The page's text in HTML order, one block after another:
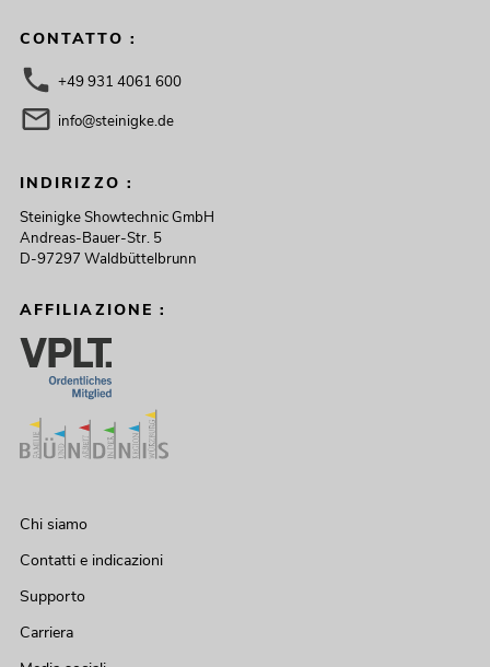
CONTATTO :
+49 931 4061 600
info@steinigke.de
INDIRIZZO :
Steinigke Showtechnic GmbH
Andreas-Bauer-Str. 5
D-97297 Waldbüttelbrunn
AFFILIAZIONE :
Chi siamo
Contatti e indicazioni
Supporto
Carriera